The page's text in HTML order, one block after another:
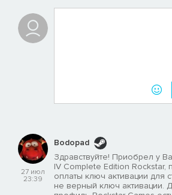
27 июл
23:39
Bodopad
Здравствуйте! Приобрел у
IV Complete Edition Rockstar,
оплаты ключ активации для
не верный ключ активации.